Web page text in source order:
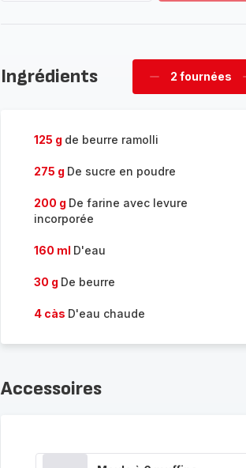
Ingrédients
Supprimer
2 fournées
125 g de beurre ramolli
275 g De sucre en poudre
200 g De farine avec levure
incorporée
160 ml D'eau
30 g De beurre
4 càs D'eau chaude
Accessoires